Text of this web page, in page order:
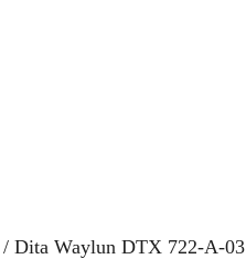
/ Dita Waylun DTX 722-A-03